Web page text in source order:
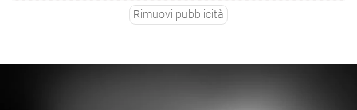
Rimuovi pubblicità